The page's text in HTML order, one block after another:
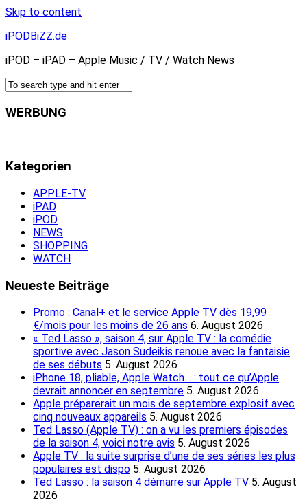
Skip to content
iPODBiZZ.de
iPOD – iPAD – Apple Music / TV / Watch News
WERBUNG
Kategorien
APPLE-TV
iPAD
iPOD
NEWS
SHOPPING
WATCH
Neueste Beiträge
Promo : Canal+ et le service Apple TV dès 19,99
€/mois pour les moins de 26 ans 6. August 2026
« Ted Lasso », saison 4, sur Apple TV : la comédie
sportive avec Jason Sudeikis renoue avec la fantaisie
de ses débuts 5. August 2026
iPhone 18, pliable, Apple Watch… : tout ce qu’Apple
devrait annoncer en septembre 5. August 2026
Apple préparerait un mois de septembre explosif avec
cinq nouveaux appareils 5. August 2026
Ted Lasso (Apple TV) : on a vu les premiers épisodes
de la saison 4, voici notre avis 5. August 2026
Apple TV : la suite surprise d’une de ses séries les plus
populaires est dispo 5. August 2026
Ted Lasso : la saison 4 démarre sur Apple TV 5. August
2026